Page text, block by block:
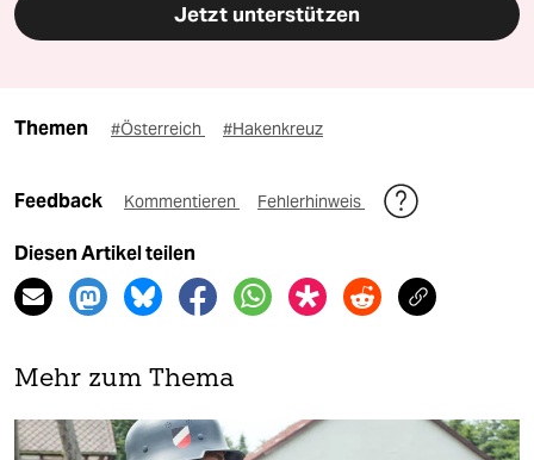
Jetzt unterstützen
Themen #Österreich #Hakenkreuz
Feedback Kommentieren Fehlerhinweis
Diesen Artikel teilen
Mehr zum Thema